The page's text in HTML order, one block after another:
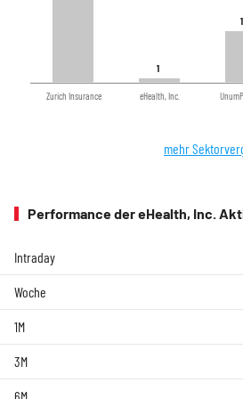
11
Zurich Insurance eHealth, Inc.
mehr
Performance der eHealth, Inc.
Intraday
Woche
1M
3M